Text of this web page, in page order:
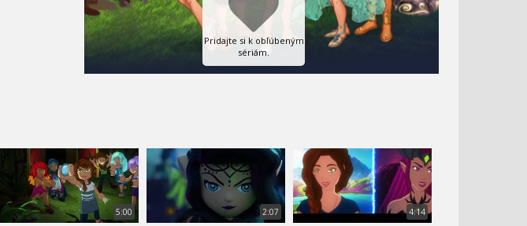
Pridajte si k obľúbeným
sériám.
5:00 2:07 4:14